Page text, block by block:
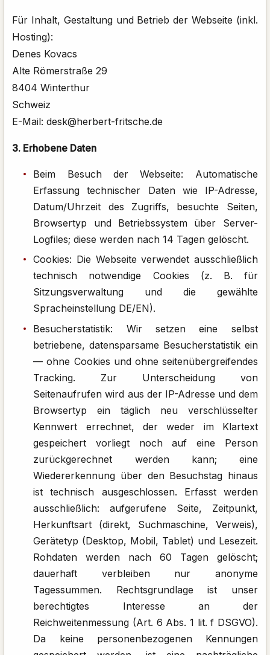
Für Inhalt, Gestaltung und Betrieb der Webseite (inkl.
Hosting):
Denes Kovacs
Alte Römerstraße 29
8404 Winterthur
Schweiz
E-Mail: desk@herbert-fritsche.de
3. Erhobene Daten
Beim Besuch der Webseite: Automatische
Erfassung technischer Daten wie IP-Adresse,
Datum/Uhrzeit des Zugriffs, besuchte Seiten,
Browsertyp und Betriebssystem über Server-
Logfiles; diese werden nach 14 Tagen gelöscht.
Cookies: Die Webseite verwendet ausschließlich
technisch notwendige Cookies (z. B. für
Sitzungsverwaltung und die gewählte
Spracheinstellung DE/EN).
Besucherstatistik: Wir setzen eine selbst
betriebene, datensparsame Besucherstatistik ein
— ohne Cookies und ohne seitenübergreifendes
Tracking. Zur Unterscheidung von
Seitenaufrufen wird aus der IP-Adresse und dem
Browsertyp ein täglich neu verschlüsselter
Kennwert errechnet, der weder im Klartext
gespeichert vorliegt noch auf eine Person
zurückgerechnet werden kann; eine
Wiedererkennung über den Besuchstag hinaus
ist technisch ausgeschlossen. Erfasst werden
ausschließlich: aufgerufene Seite, Zeitpunkt,
Herkunftsart (direkt, Suchmaschine, Verweis),
Gerätetyp (Desktop, Mobil, Tablet) und Lesezeit.
Rohdaten werden nach 60 Tagen gelöscht;
dauerhaft verbleiben nur anonyme
Tagessummen. Rechtsgrundlage ist unser
berechtigtes Interesse an der
Reichweitenmessung (Art. 6 Abs. 1 lit. f DSGVO).
Da keine personenbezogenen Kennungen